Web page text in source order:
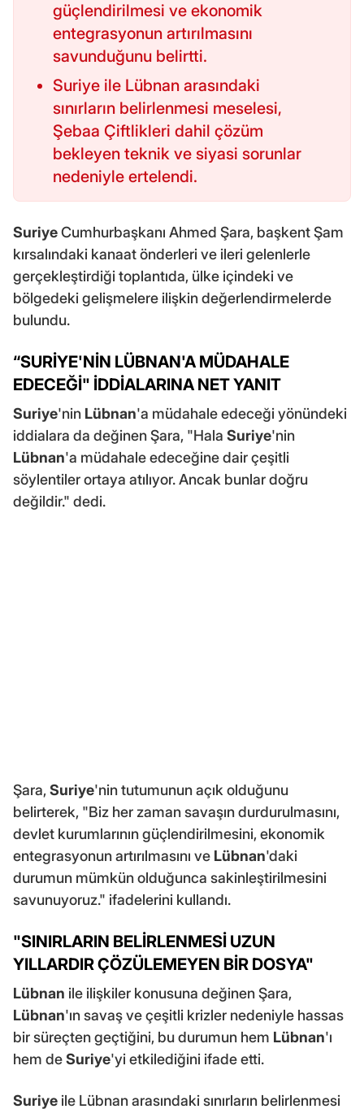
güçlendirilmesi ve ekonomik
entegrasyonun artırılmasını
savunduğunu belirtti.
Suriye ile Lübnan arasındaki
sınırların belirlenmesi meselesi,
Şebaa Çiftlikleri dahil çözüm
bekleyen teknik ve siyasi sorunlar
nedeniyle ertelendi.
SuriyeCumhurbaşkanı Ahmed Şara, başkent Şam
kırsalındaki kanaat önderleri ve ileri gelenlerle
gerçekleştirdiği toplantıda, ülke içindeki ve
bölgedeki gelişmelere ilişkin değerlendirmelerde
bulundu.
“SURİYE'NİN LÜBNAN'A MÜDAHALE
EDECEĞİ" İDDİALARINA NET YANIT
Suriye'nin Lübnan'a müdahale edeceği yönündeki
iddialara da değinen Şara, "Hala Suriye'nin
Lübnan'a müdahale edeceğine dair çeşitli
söylentiler ortaya atılıyor. Ancak bunlar doğru
değildir." dedi.
Şara,Suriye'nin tutumunun açık olduğunu
belirterek, "Biz her zaman savaşın durdurulmasını,
devlet kurumlarının güçlendirilmesini, ekonomik
entegrasyonun artırılmasını ve Lübnan'daki
durumun mümkün olduğunca sakinleştirilmesini
savunuyoruz." ifadelerini kullandı.
"SINIRLARIN BELİRLENMESİ UZUN
YILLARDIR ÇÖZÜLEMEYEN BİR DOSYA"
Lübnan ile ilişkiler konusuna değinen Şara,
Lübnan'ın savaş ve çeşitli krizler nedeniyle hassas
bir süreçten geçtiğini, bu durumun hem Lübnan'ı
hem deSuriye'yi etkilediğini ifade etti.
Suriye ile Lübnan arasındaki sınırların belirlenmesi